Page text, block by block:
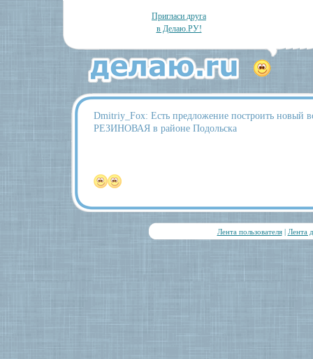
Пригласи друга
в Делаю.РУ!
Dmitriy_Fox: Есть предложение построить
РЕЗИНОВАЯ в районе Подольска
Лента пользователя| Лента